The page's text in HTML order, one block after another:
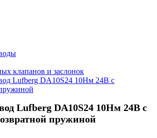
клапанов и заслонок
Lufberg DA10S24 10Нм 24В с
Lufberg DA10S24 10Нм 24В с
пружиной